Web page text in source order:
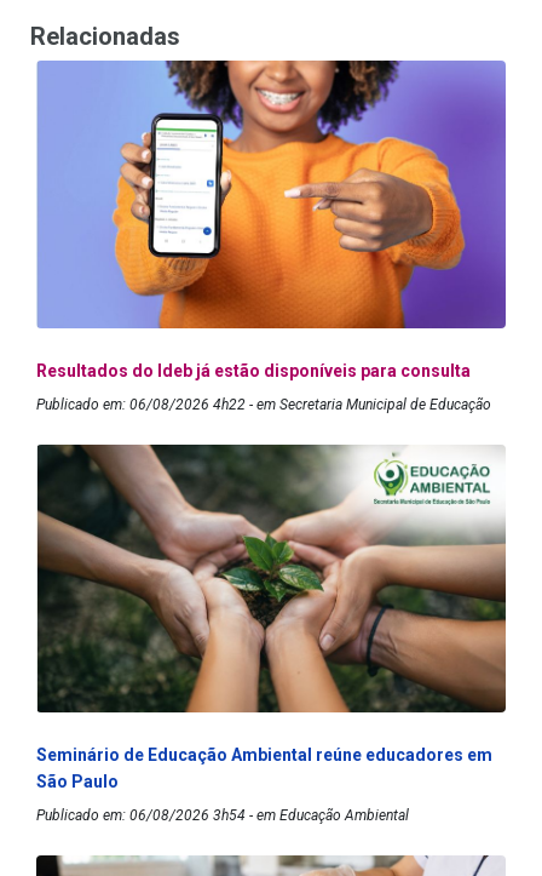
Relacionadas
Resultados do Ideb já estão disponíveis para consulta
Publicado em: 06/08/2026 4h22 - em Secretaria Municipal de Educação
Seminário de Educação Ambiental reúne educadores em
São Paulo
Publicado em: 06/08/2026 3h54 - em Educação Ambiental